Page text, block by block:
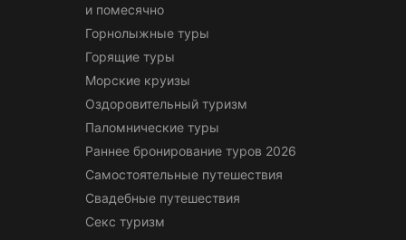
и помесячно
Горнолыжные туры
Горящие туры
Морские круизы
Оздоровительный туризм
Паломнические туры
Раннее бронирование туров 2026
Самостоятельные путешествия
Свадебные путешествия
Секс туризм